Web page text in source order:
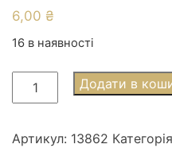
6,00 ₴
16 в наявності
Муліне
СХС
Mocha
Додати в
Артикул: 13862